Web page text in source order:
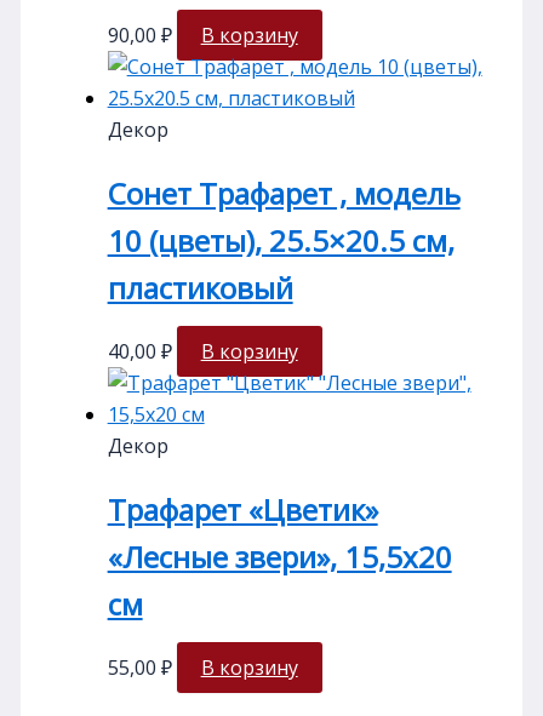
90,00 ₽ В корзину
Декор
Сонет Трафарет , модель
10 (цветы), 25.5×20.5 см,
плаcтиковый
40,00 ₽ В корзину
Декор
Трафарет «Цветик»
«Лесные звери», 15,5х20
см
55,00 ₽ В корзину